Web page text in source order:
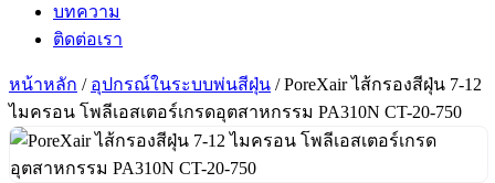
บทความ
ติดต่อเรา
หน้าหลัก / อุปกรณ์ในระบบพ่นสีฝุ่น / PoreXair ไส้กรองสีฝุ่น 7-12
ไมครอน โพลีเอสเตอร์เกรดอุตสาหกรรม PA310N CT-20-750